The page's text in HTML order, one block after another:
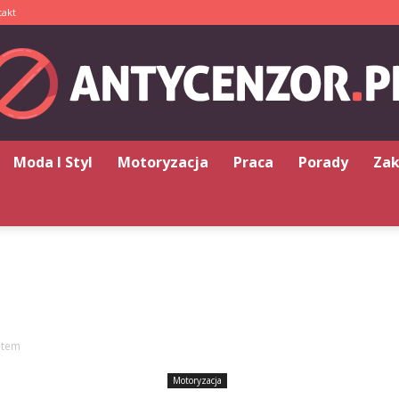
Moda I Styl Motoryzacja Praca Porady
Motoryzacja